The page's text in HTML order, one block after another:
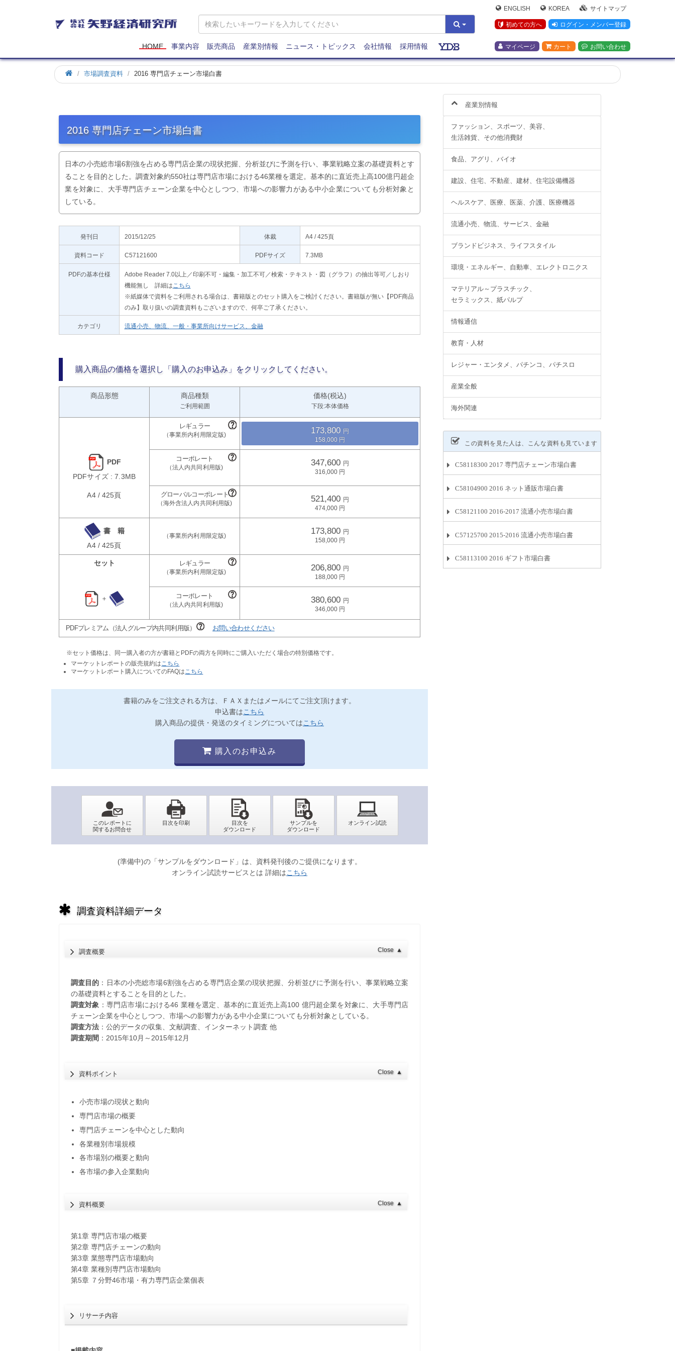
矢
野
研
究
所
ENGLISH KOREA サイトマップ
初めての方へ ログイン・メンバー登録
マイページ カート お問い合わせ
HOME 事業内容 販売商品 産業別情報 ニュース・トピックス 会社情報 採用情報
市場調査資料 2016 専門店チェーン市場白書
2016 専門店チェーン市場白書
日本の小売総市場6割強を占める専門店企業の現状把握、分析並びに予測を行い、事業戦略立案の基礎資料とす
ることを目的とした。調査対象約550社は専門店市場における46業種を選定。基本的に直近売上高100億円超企
業を対象に、大手専門店チェーン企業を中心としつつ、市場への影響力がある中小企業についても分析対象と
している。
発刊日 2015/12/25 体裁 A4 / 425頁
資料コード C57121600 PDFサイズ 7.3MB
PDFの基本仕様
Adobe Reader 7.0以上／印刷不可・編集・加工不可／検索・テキスト・図（グラフ）の抽出等可／しおり
機能無し 詳細は こちら
※紙媒体で資料をご利用される場合は、書籍版とのセット購入をご検討ください。書籍版が無い【PDF商品
のみ】取り扱いの調査資料もございますので、何卒ご了承ください。
カテゴリ 流通小売、物流、一般・事業所向けサービス、金融
購入商品の価格を選択し「購入のお申込み」をクリックしてください。
商品形態 商品種類
ご利用範囲
価格(税込)
下段:本体価格
173,800
158,000
PDF
PDFサイズ : 7.3MB
347,600
316,000
A4 / 425頁 521,400
474,000
書 籍
A4 / 425頁
173,800
158,000
セット 206,800
188,000
＋ 380,600
346,000
PDFプレミアム（法人グループ内共同利用版） お問い合わせください
※セット価格は、同一購入者の方が書籍とPDFの両方を同時にご購入いただく場合の特別価格です。
マーケットレポートの販売規約は こちら
マーケットレポート購入についてのFAQは こちら
書籍のみをご注文される方は、ＦＡＸまたはメールにてご注文頂けます。
申込書はこちら
購入商品の提供・発送のタイミングについてはこちら
購入のお申込み
(準備中)の「サンプルをダウンロード」は、資料発刊後のご提供になります。
オンライン試読サービスとは 詳細はこちら
調査資料詳細データ
調査概要 Close ▲
調査目的 ：日本の小売総市場6割強を占める専門店企業の現状把握、分析並びに予測を行い、事業戦略立案
の基礎資料とすることを目的とした。
調査対象 ：専門店市場における46 業種を選定、基本的に直近売上高100 億円超企業を対象に、大手専門店
チェーン企業を中心としつつ、市場への影響力がある中小企業についても分析対象としている。
調査方法：公的データの収集、文献調査、インターネット調査 他
調査期間 ：2015年10月～2015年12月
資料ポイント Close ▲
小売市場の現状と動向
専門店市場の概要
専門店チェーンを中心とした動向
各業種別市場規模
各市場別の概要と動向
各市場の参入企業動向
資料概要 Close ▲
第1章 専門店市場の概要
第2章 専門店チェーンの動向
第3章 業態専門店市場動向
第4章 業種別専門店市場動向
第5章 ７分野46市場・有力専門店企業個表
リサーチ内容
産業別情報
ファッション、スポーツ、美容、
生活雑貨、その他消費財
食品、アグリ、バイオ
建設、住宅、不動産、建材、住宅設備機器
ヘルスケア、医療、医薬、介護、医療機器
流通小売、物流、サービス、金融
ブランドビジネス、ライフスタイル
環境・エネルギー、自動車、エレクトロニクス
マテリアル～プラスチック、
セラミックス、紙パルプ
情報通信
教育・人材
レジャー・エンタメ、パチンコ、パチスロ
産業全般
海外関連
この資料を見た人は、こんな資料も見ています
C58118300 2017 専門店チェーン市場白書
C58104900 2016 ネット通販市場白書
C58121100 2016-2017 流通小売市場白書
C57125700 2015-2016 流通小売市場白書
C58113100 2016 ギフト市場白書